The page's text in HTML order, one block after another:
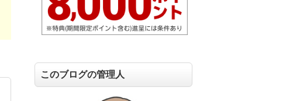
このブログの管理人